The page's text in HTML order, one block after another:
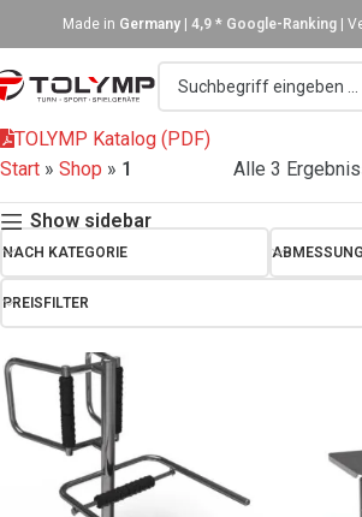
Made in Germany 4,9 * Google-Ranking |
TOLYMP Katalog (PDF)
Start » Shop » 1 Alle 3
Show sidebar
NACH KATEGORIE ABMESSUNG
PREISFILTER